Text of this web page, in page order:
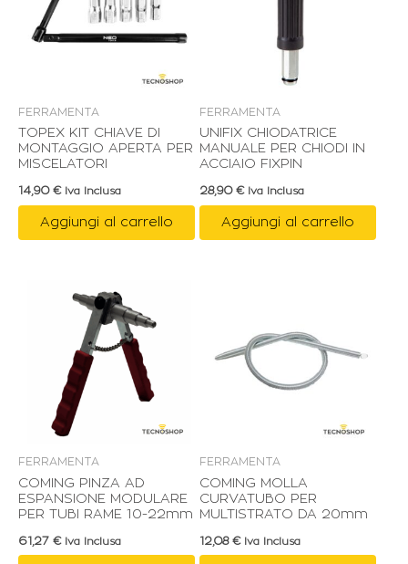
FERRAMENTA
TOPEX KIT CHIAVE DI
MONTAGGIO APERTA PER
MISCELATORI
14,90 € Iva Inclusa
Aggiungi al carrello
FERRAMENTA
UNIFIX CHIODATRICE
MANUALE PER CHIODI IN
ACCIAIO FIXPIN
28,90 € Iva Inclusa
Aggiungi al carrello
FERRAMENTA
COMING PINZA AD
ESPANSIONE MODULARE
PER TUBI RAME 10-22mm
61,27 € Iva Inclusa
FERRAMENTA
COMING MOLLA
CURVATUBO PER
MULTISTRATO DA 20mm
12,08 € Iva Inclusa